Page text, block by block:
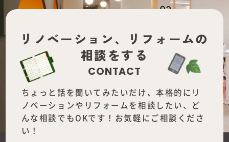
リノベーション、
リフォームの
相談をする
CONTACT
ちょっと話を聞いてみたいだけ、本格的にリ
ノベーションやリフォームを相談したい、ど
んな相談でもOKです！お気軽にご相談くださ
い！